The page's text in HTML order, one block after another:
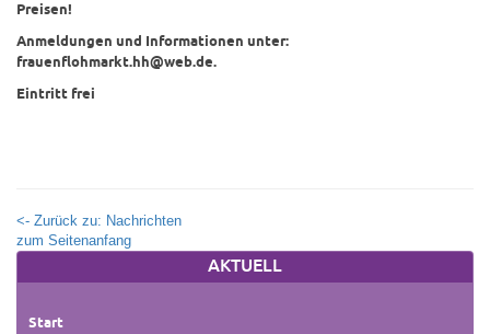
AKTUELL
Start
Preisen!
Anmeldungen und Informationen unter:
frauenflohmarkt.hh@web.de.
Eintritt frei
<- Zurück zu: Nachrichten
zum Seitenanfang